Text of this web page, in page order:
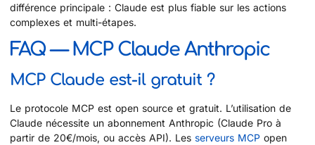
différence principale : Claude est plus fiable sur les actions
complexes et multi-étapes.
FAQ — MCP Claude Anthropic
MCP Claude est-il gratuit ?
Le protocole MCP est open source et gratuit. L’utilisation de
Claude nécessite un abonnement Anthropic (Claude Pro à
partir de 20€/mois, ou accès API). Les serveurs MCP open